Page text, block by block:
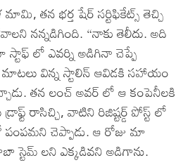
తన భర్త షేర్ సర్టిఫికేట్స్ తెచ్చి
నన్నడిగింది. “నాకు తెలీదు. అది
లో ఎవర్ని అడిగినా చెప్పే
విన్న స్టాలిన్ ఆవిడకి సహాయం
తన లంచ్ అవర్ లో ఆ కంపెనీలకి
రాసిచ్చి, వాటిని రిజిష్టర్డ్ పోస్ట్ లో
పంపమని చెప్పాడు. ఆ రోజు మా
స్టెమ్ లని ఎక్కడివని అడిగాను.